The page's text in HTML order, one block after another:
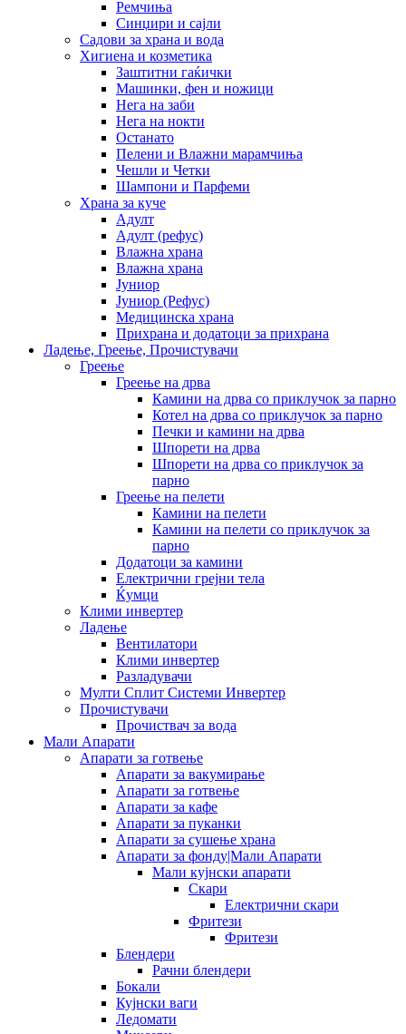
Ремчиња
Синџири и сајли
Садови за храна и вода
Хигиена и козметика
Заштитни гаќички
Машинки, фен и ножици
Нега на заби
Нега на нокти
Останато
Пелени и Влажни марамчиња
Чешли и Четки
Шампони и Парфеми
Храна за куче
Адулт
Адулт (рефус)
Влажна храна
Влажна храна
Јуниор
Јуниор (Рефус)
Медицинска храна
Прихрана и додатоци за прихрана
Ладење, Греење, Прочистувачи
Греење
Греење на дрва
Камини на дрва со приклучок за парно
Котел на дрва со приклучок за парно
Печки и камини на дрва
Шпорети на дрва
Шпорети на дрва со приклучок за
парно
Греење на пелети
Камини на пелети
Камини на пелети со приклучок за
парно
Додатоци за камини
Електрични грејни тела
Ќумци
Клими инвертер
Ладење
Вентилатори
Клими инвертер
Разладувачи
Мулти Сплит Системи Инвертер
Прочистувачи
Прочиствач за вода
Мали Апарати
Апарати за готвење
Апарати за вакумирање
Апарати за готвење
Апарати за кафе
Апарати за пуканки
Апарати за сушење храна
Апарати за фонду|Мали Апарати
Мали кујнски апарати
Скари
Електрични скари
Фритези
Фритези
Блендери
Рачни блендери
Бокали
Кујнски ваги
Ледомати